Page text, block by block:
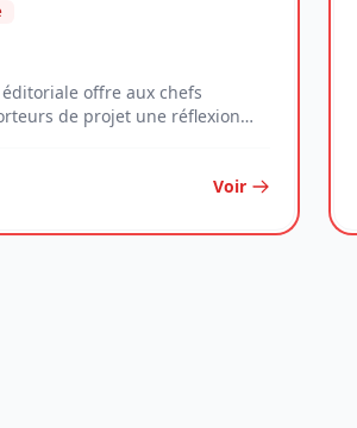
offre aux chefs
de projet une réflexion
Voir